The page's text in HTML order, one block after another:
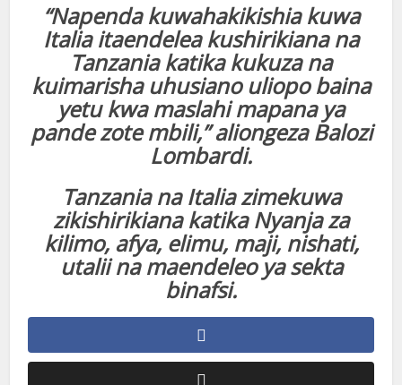
“Napenda kuwahakikishia kuwa
Italia itaendelea kushirikiana na
Tanzania katika kukuza na
kuimarisha uhusiano uliopo baina
yetu kwa maslahi mapana ya
pande zote mbili,” aliongeza Balozi
Lombardi.
Tanzania na Italia zimekuwa
zikishirikiana katika Nyanja za
kilimo, afya, elimu, maji, nishati,
utalii na maendeleo ya sekta
binafsi.